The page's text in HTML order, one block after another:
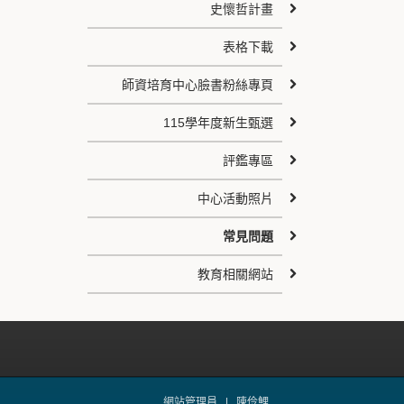
史懷哲計畫
表格下載
師資培育中心臉書粉絲專頁
115學年度新生甄選
評鑑專區
中心活動照片
常見問題
教育相關網站